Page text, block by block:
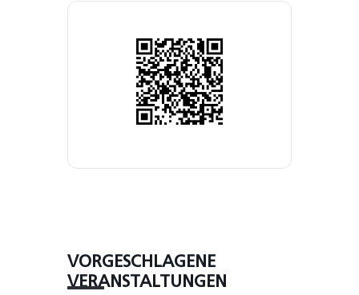
VORGESCHLAGENE
VERANSTALTUNGEN